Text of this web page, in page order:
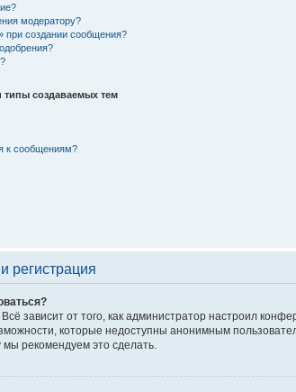
модератору?
при создании сообщения?
создаваемых тем
к сообщениям?
регистрация
зависит от того, как администратор настроил
которые недоступны анонимным
мы рекомендуем это сделать.